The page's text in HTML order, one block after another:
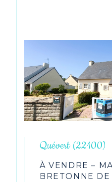
Quévert (22100)
À VENDRE –
BRETONNE DE